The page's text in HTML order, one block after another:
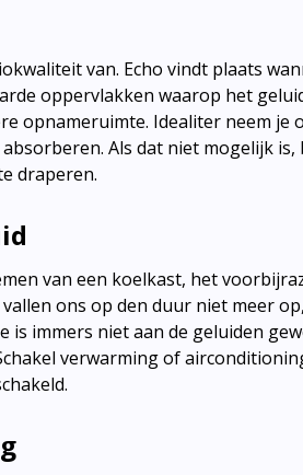
van. Echo vindt plaats
oppervlakken waarop het
opnameruimte. Idealiter neem je
Als dat niet mogelijk
draperen.
van een koelkast, het
ons op den duur niet meer
immers niet aan de geluiden
verwarming of